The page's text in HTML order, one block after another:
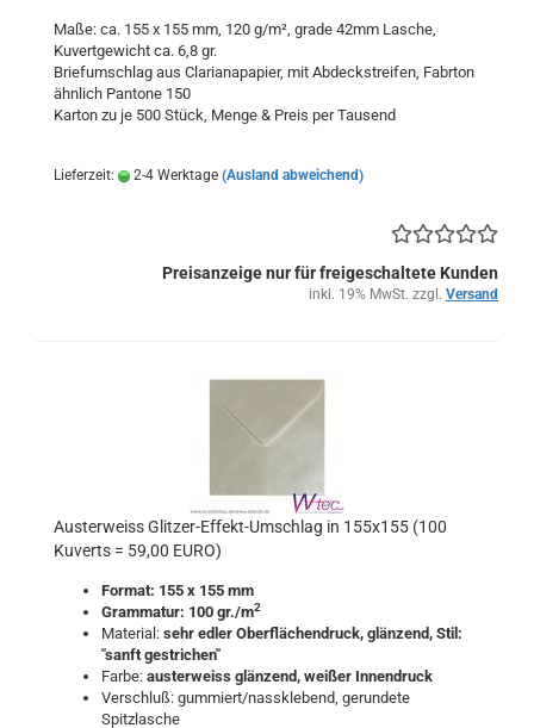
Maße: ca. 155 x 155 mm, 120 g/m², grade 42mm Lasche,
Kuvertgewicht ca. 6,8 gr.
Briefumschlag aus Clarianapapier, mit Abdeckstreifen, Fabrton
ähnlich Pantone 150
Karton zu je 500 Stück, Menge & Preis per Tausend
Lieferzeit: 2-4 Werktage (Ausland abweichend)
Preisanzeige nur für freigeschaltete Kunden
inkl. 19% MwSt. zzgl. Versand
Austerweiss Glitzer-Effekt-Umschlag in 155x155 (100
Kuverts = 59,00 EURO)
Format: 155 x 155 mm
Grammatur: 100 gr./m2
Material: sehr edler Oberflächendruck, glänzend, Stil:
"sanft gestrichen"
Farbe: austerweiss glänzend, weißer Innendruck
Verschluß: gummiert/nassklebend, gerundete
Spitzlasche